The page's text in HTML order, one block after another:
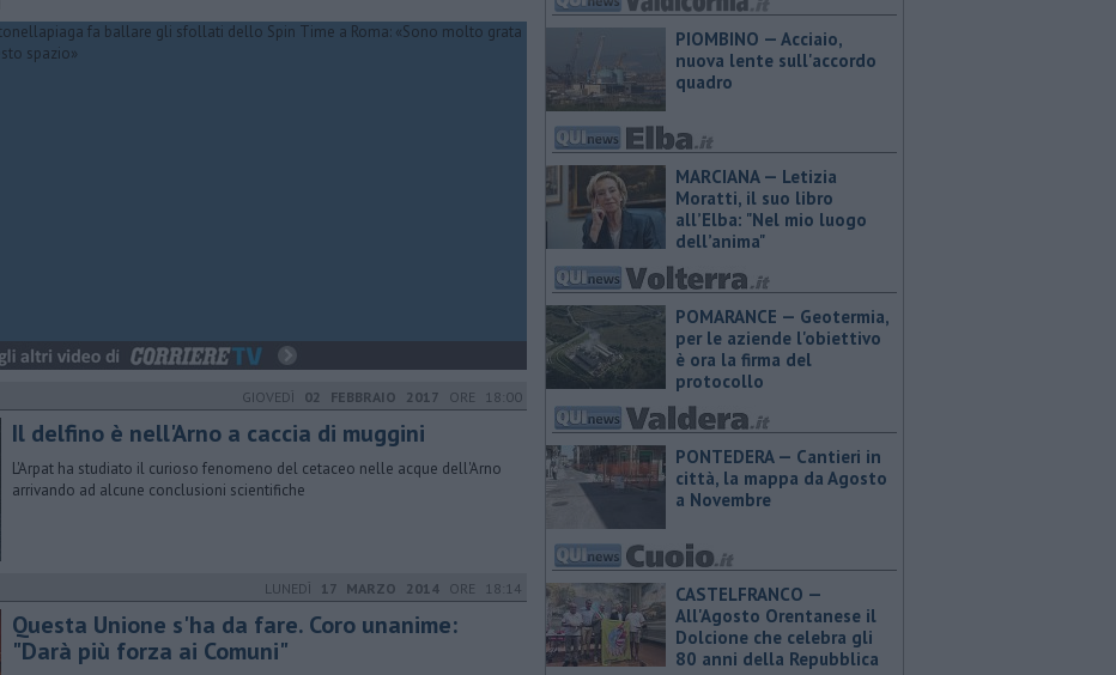
GIOVEDÌ 02 FEBBRAIO 2017 ORE 18:00
Il delfino è nell'Arno a caccia di muggini
L'Arpat ha studiato il curioso fenomeno del cetaceo nelle acque dell'Arno
arrivando ad alcune conclusioni scientifiche
LUNEDÌ 17 MARZO 2014 ORE 18:14
Questa Unione s'ha da fare. Coro unanime:
"Darà più forza ai Comuni"
PIOMBINO — Acciaio,
nuova lente sull'accordo
quadro
MARCIANA — ​Letizia
Moratti, il suo libro
all’Elba: "Nel mio luogo
dell’anima"
POMARANCE — Geotermia,
per le aziende l'obiettivo
è ora la firma del
protocollo
PONTEDERA — Cantieri in
città, la mappa da Agosto
a Novembre
CASTELFRANCO —
All'Agosto Orentanese il
Dolcione che celebra gli
80 anni della Repubblica